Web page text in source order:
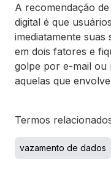
A recomendação
digital é que
imediatamente suas
em dois fatores e
golpe por e-mail ou
aquelas que
Termos
vazamento de dados